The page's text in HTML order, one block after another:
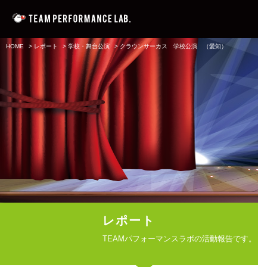
HOME > レポート > 学校・舞台公演 >クラウンサーカス 学校公演 （愛知）
レポート
TEAMパフォーマンスラボの活動報告です。